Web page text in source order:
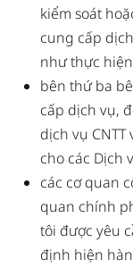
kiểm soát
cung cấp
như thực
bên thứ ba
cấp dịch vụ,
dịch vụ
cho các Dịch
các cơ quan
quan chính
tôi được yêu
định hiện